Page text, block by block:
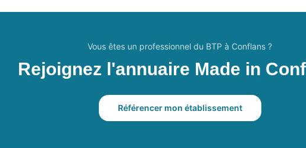
Vous êtes un professionnel du BTP à Conflans ?
Rejoignez l'annuaire Made in
Référencer mon établissement